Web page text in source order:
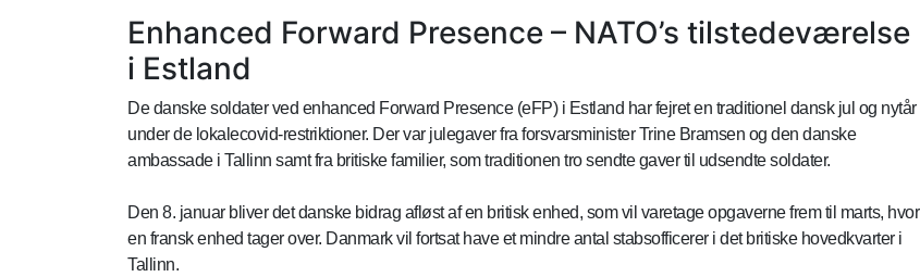
Enhanced Forward Presence – NATO’s tilstedeværelse
i Estland
De danske soldater ved enhanced Forward Presence (eFP) i Estland har fejret en traditionel dansk jul og nytår
under de lokalecovid-restriktioner. Der var julegaver fra forsvarsminister Trine Bramsen og den danske
ambassade i Tallinn samt fra britiske familier, som traditionen tro sendte gaver til udsendte soldater.
Den 8. januar bliver det danske bidrag afløst af en britisk enhed, som vil varetage opgaverne frem til marts, hvor
en fransk enhed tager over. Danmark vil fortsat have et mindre antal stabsofficerer i det britiske hovedkvarter i
Tallinn.